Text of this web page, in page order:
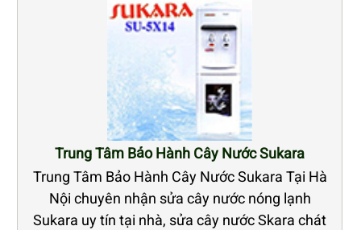
Trung Tâm Bảo Hành Cây Nước Sukara
Trung Tâm Bảo Hành Cây Nước Sukara Tại Hà
Nội chuyên nhận sửa cây nước nóng lạnh
Sukara uy tín tại nhà, sửa cây nước Skara chát